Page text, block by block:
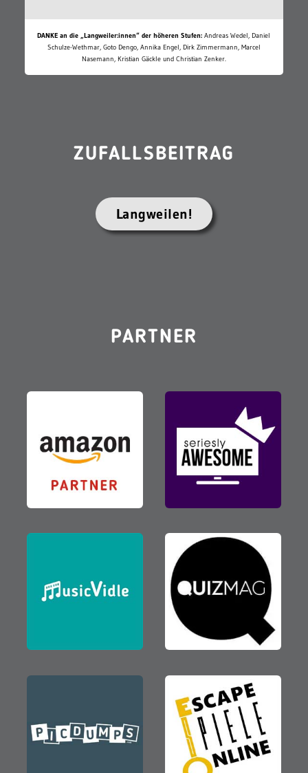
DANKE an die „Langweiler:innen“ der höheren Stufen: Andreas Wedel, Daniel
Schulze-Wethmar, Goto Dengo, Annika Engel, Dirk Zimmermann, Marcel
Nasemann, Kristian Gäckle und Christian Zenker.
ZUFALLSBEITRAG
Langweilen!
PARTNER